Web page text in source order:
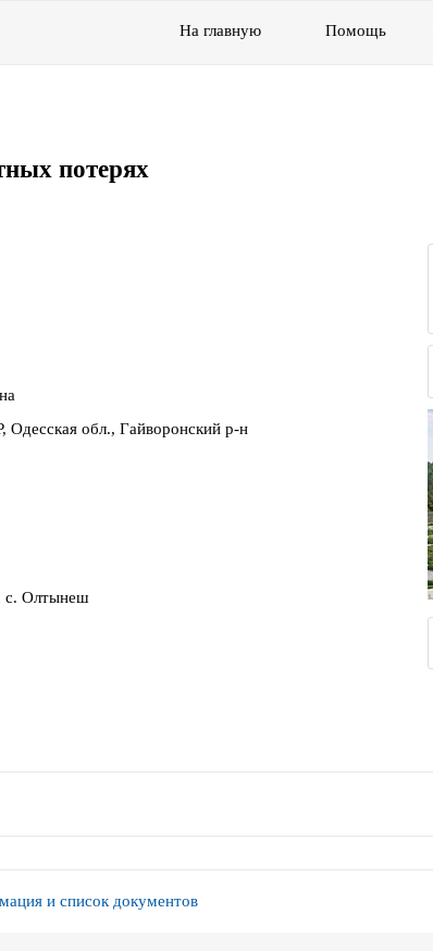
На главную Помощь
потерях
обл., Гайворонский р-н
с. Олтынеш
и список документов